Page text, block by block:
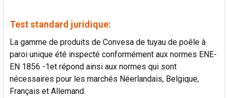
Test standard juridique:
La gamme de produits de Convesa de tuyau de poêle à
paroi unique été inspecté conformément aux normes ENE-
EN 1856 -1et répond ainsi aux normes qui sont
nécessaires pour les marchés Néerlandais, Belgique,
Français et Allemand.